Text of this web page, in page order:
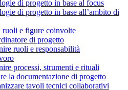
di progetto in base al focus
di progetto in base all’ambito di
ruoli e figure coinvolte
di progetto
ruoli e responsabilità
processi, strumenti e rituali
la documentazione di progetto
tavoli tecnici collaborativi